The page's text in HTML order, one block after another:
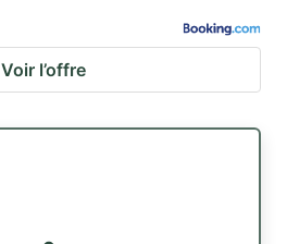
Voir l’offre